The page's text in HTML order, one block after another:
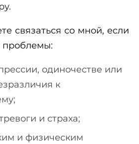
связаться со мной, если
проблемы:
одиночестве или
к
и страха;
и физическим